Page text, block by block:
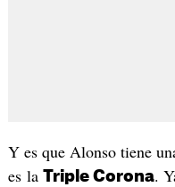
Y es que Alonso tiene
es la Triple Corona.